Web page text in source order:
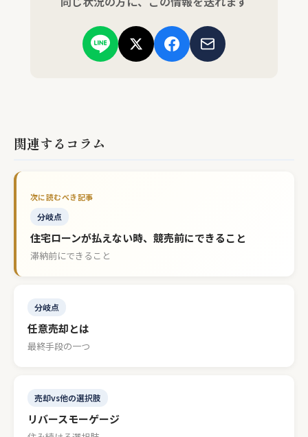
関連するコラム
分岐点
住宅ローンが払えない時、競売前にできること
滞納前にできること
分岐点
任意売却とは
最終手段の一つ
売却vs他の選択肢
リバースモーゲージ